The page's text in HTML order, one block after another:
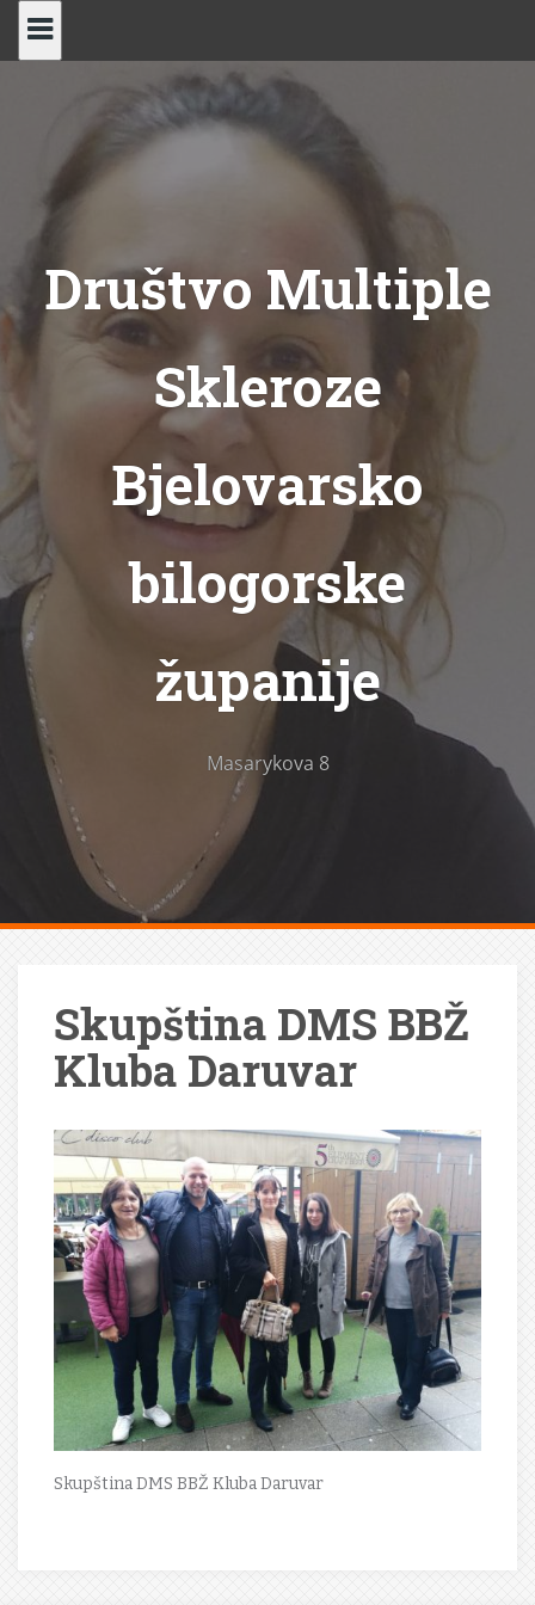
Skip
Društvo Multiple
Skleroze
Bjelovarsko
bilogorske
županije
Masarykova 8
Skupština DMS BBŽ
Kluba Daruvar
Skupština DMS BBŽ Kluba Daruvar